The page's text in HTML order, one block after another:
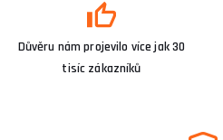
Důvěru nám projevilo více jak 30
tisíc zákazníků